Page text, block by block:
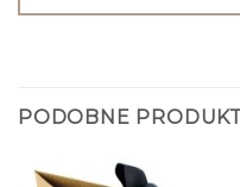
PODOBNE